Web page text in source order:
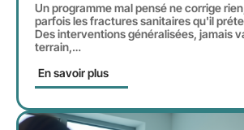
Un programme mal pensé ne corrige
parfois les fractures sanitaires qu'il
Des interventions généralisées, jamais
terrain,…
En savoir plus